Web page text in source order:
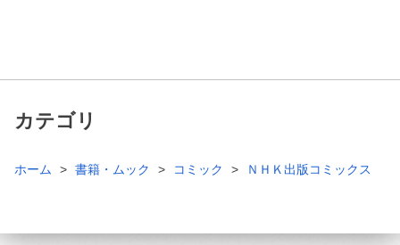
カテゴリ
ホーム 書籍・ムック コミック ＮＨＫ出版コミックス